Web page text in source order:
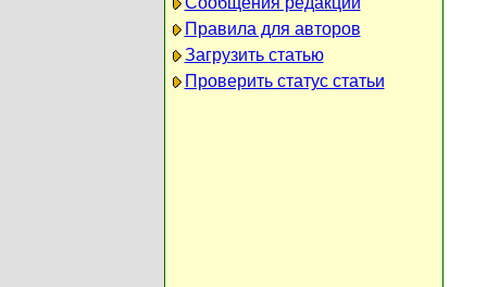
Правила для авторов
Загрузить статью
Проверить статус статьи